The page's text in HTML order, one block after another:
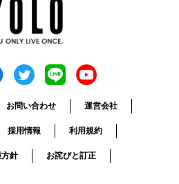
お問い合わせ 運営会社
採用情報 利用規約
方針 お詫びと訂正